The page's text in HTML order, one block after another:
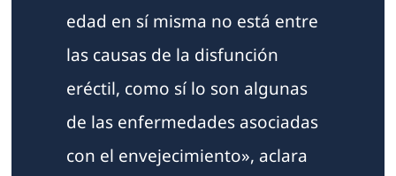
edad en sí misma no está entre
las causas de la disfunción
eréctil, como sí lo son algunas
de las enfermedades asociadas
con el envejecimiento», aclara